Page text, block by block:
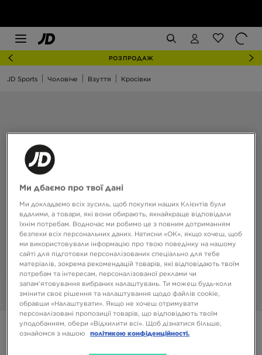
РОЗПРОДАЖ
JD Sports Чоловіче Взуття Кросівки
Фото 360°
ONLY AT JD
Ми дбаємо про твої дані
Ми докладаємо всіх зусиль, щоб покупки наших Клієнтів були
вдалими, а товари, які вони обирають, якнайкраще відповідали
їхнім потребам. Водночас ми робимо це з повним дотриманням
безпеки всіх персональних даних. Натисни «OK», якщо хочеш, щоб
ми використовували інформацію про твою поведінку на нашому
сайті для підготовки персоналізованих спеціально для тебе
матеріалів, зокрема рекомендацій товарів, які відповідають твоїм
потребам та інтересам, персоналізованої реклами чи
запам’ятовування вибраних налаштувань. Ти можеш будь-коли
змінити своє рішення та налаштування щодо файлів cookie,
обравши «Налаштувати». Якщо не хочеш отримувати
персоналізовані пропозиції товарів, що відповідають твоїм
уподобанням, обери «Відхилити всі». Щоб дізнатися більше,
ознайомся з нашою
політикою конфіденційності.